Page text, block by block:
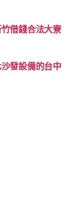
借錢合法大寮
發設備的台中